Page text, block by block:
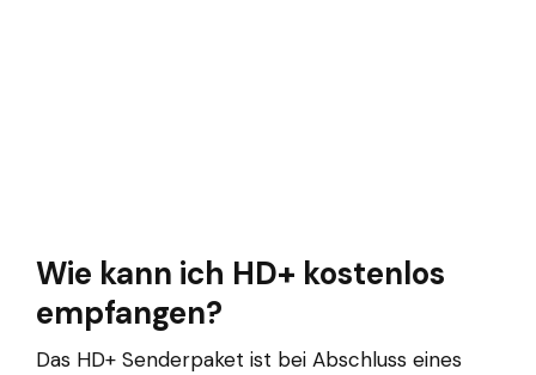
Wie kann ich HD+ kostenlos
empfangen?
Das HD+ Senderpaket ist bei Abschluss eines